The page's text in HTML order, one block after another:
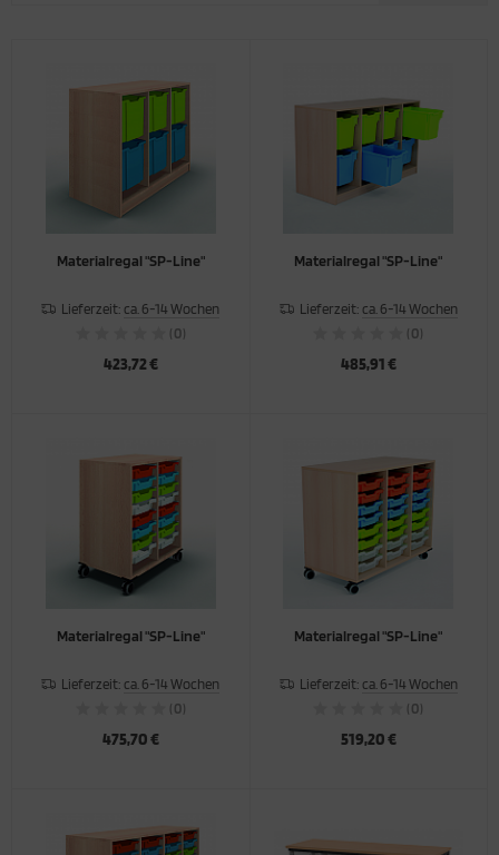
Materialregal "SP-Line"
Lieferzeit: ca. 6-14 Wochen
(0)
423,72 €
Materialregal "SP-Line"
Lieferzeit: ca. 6-14 Wochen
(0)
485,91 €
Materialregal "SP-Line"
Lieferzeit: ca. 6-14 Wochen
(0)
475,70 €
Materialregal "SP-Line"
Lieferzeit: ca. 6-14 Wochen
(0)
519,20 €
und Bistrotische